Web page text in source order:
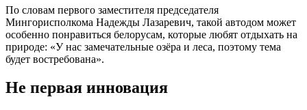
По словам первого заместителя председателя
Мингорисполкома Надежды Лазаревич, такой автодом может
особенно понравиться белорусам, которые любят отдыхать на
природе: «У нас замечательные озёра и леса, поэтому тема
будет востребована».
Не первая инновация